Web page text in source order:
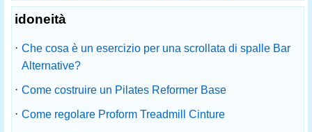
idoneità
· Che cosa è un esercizio per una scrollata di spalle Bar
Alternative?
· Come costruire un Pilates Reformer Base
· Come regolare Proform Treadmill Cinture